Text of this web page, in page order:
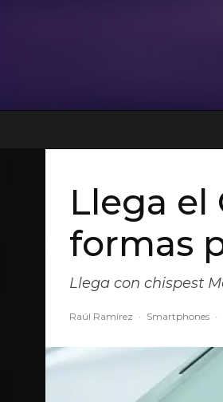
Llega el
formas
Llega con chispest
Raúl Ramírez · Smartphones ·